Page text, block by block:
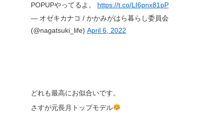
POPUPやってるよ。 https://t.co/LI6pnx81pP
— オゼキカナコ / かかみがはら暮らし委員会
(@nagatsuki_life) April 6, 2022
どれも最高にお似合いです。
さすが元長月トップモデル